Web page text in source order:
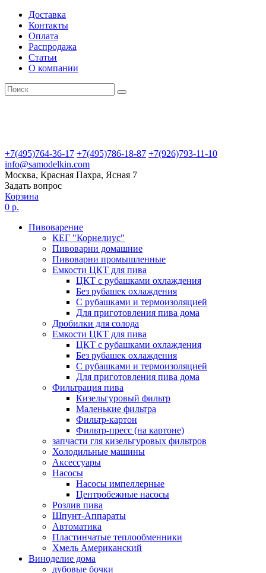
Доставка
Контакты
Оплата
Распродажа
Статьи
О компании
+7(495)764-36-17 +7(495)786-18-87 +7(926)793-11-10
info@samodelkin.com
Москва, Красная Пахра, Ясная 7
Задать вопрос
Корзина
0 р.
Пивоварение
КЕГ "Корнелиус"
Пивоварни домашние
Пивоварни промышленные
Емкости ЦКТ для пива
ЦКТ с рубашками охлаждения
Без рубашек охлаждения
С рубашками и термоизоляцией
Для приготовления пива дома
Дробилки для солода
Емкости ЦКТ для пива
ЦКТ с рубашками охлаждения
Без рубашек охлаждения
С рубашками и термоизоляцией
Для приготовления пива дома
Фильтрация пива
Кизельгуровый фильтр
Маленькие фильтра
Фильтр-картон
Фильтр-пресс (на картоне)
запчасти гля кизельгуровых фильтров
Холодильные машины
Аксессуары
Насосы
Насосы импеллерные
Центробежные насосы
Розлив пива
Шпунт-Аппараты
Автоматика
Пластинчатые теплообменники
Хмель Американский
Виноделие дома
дубовые бочки